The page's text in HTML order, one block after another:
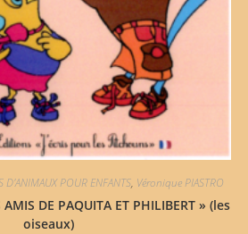
D'ANIMAUX POUR ENFANTS, Véronique PIASTRO
AMIS DE PAQUITA ET PHILIBERT » (les
oiseaux)